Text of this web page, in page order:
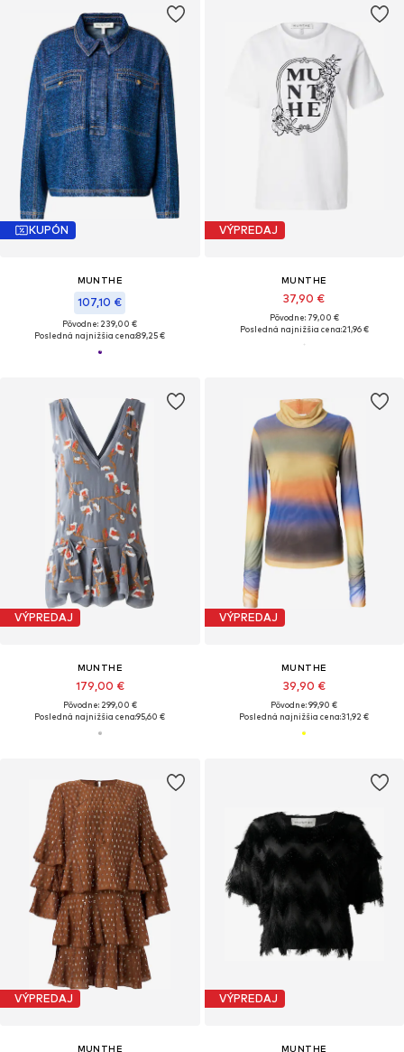
KUPÓN
MUNTHE
107,10 €
Pôvodne: 239,00 €
Posledná najnižšia cena:89,25 €
VÝPREDAJ
MUNTHE
37,90 €
Pôvodne: 79,00 €
Posledná najnižšia cena:21,96 €
VÝPREDAJ
MUNTHE
179,00 €
Pôvodne: 299,00 €
Posledná najnižšia cena:95,60 €
VÝPREDAJ
MUNTHE
39,90 €
Pôvodne: 99,90 €
Posledná najnižšia cena:31,92 €
VÝPREDAJ
MUNTHE
VÝPREDAJ
MUNTHE